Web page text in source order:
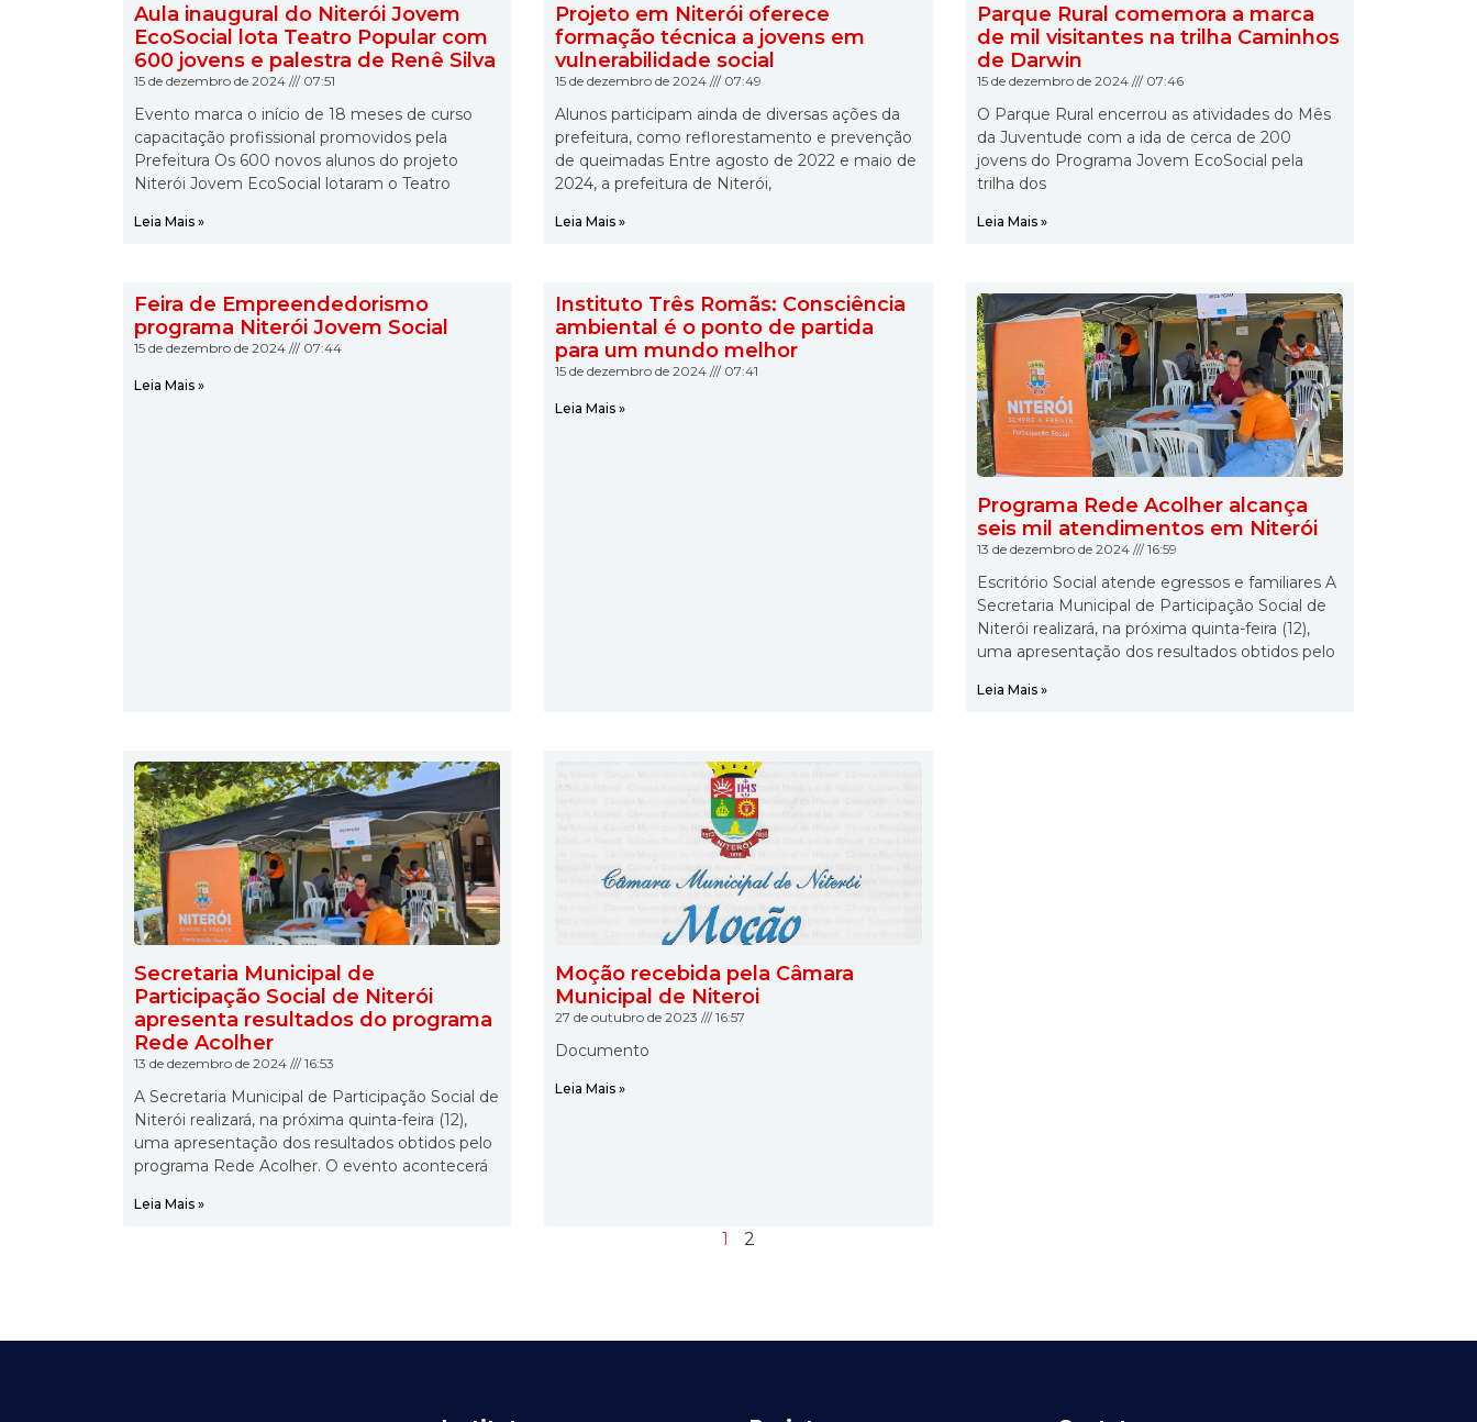
Aula inaugural do Niterói Jovem
EcoSocial lota Teatro Popular com
600 jovens e palestra de Renê Silva
15 de dezembro de 2024 07:51
Evento marca o início de 18 meses de curso
capacitação profissional promovidos pela
Prefeitura Os 600 novos alunos do projeto
Niterói Jovem EcoSocial lotaram o Teatro
Leia Mais »
Projeto em Niterói oferece
formação técnica a jovens em
vulnerabilidade social
15 de dezembro de 2024 07:49
Alunos participam ainda de diversas ações da
prefeitura, como reflorestamento e prevenção
de queimadas Entre agosto de 2022 e maio de
2024, a prefeitura de Niterói,
Leia Mais »
Parque Rural comemora a marca
de mil visitantes na trilha Caminhos
de Darwin
15 de dezembro de 2024 07:46
O Parque Rural encerrou as atividades do Mês
da Juventude com a ida de cerca de 200
jovens do Programa Jovem EcoSocial pela
trilha dos
Leia Mais »
Feira de Empreendedorismo
programa Niterói Jovem Social
15 de dezembro de 2024 07:44
Leia Mais »
Instituto Três Romãs: Consciência
ambiental é o ponto de partida
para um mundo melhor
15 de dezembro de 2024 07:41
Leia Mais »
Programa Rede Acolher alcança
seis mil atendimentos em Niterói
13 de dezembro de 2024 16:59
Escritório Social atende egressos e familiares A
Secretaria Municipal de Participação Social de
Niterói realizará, na próxima quinta-feira (12),
uma apresentação dos resultados obtidos pelo
Leia Mais »
Secretaria Municipal de
Participação Social de Niterói
apresenta resultados do programa
Rede Acolher
13 de dezembro de 2024 16:53
A Secretaria Municipal de Participação Social de
Niterói realizará, na próxima quinta-feira (12),
uma apresentação dos resultados obtidos pelo
programa Rede Acolher. O evento acontecerá
Leia Mais »
Moção recebida pela Câmara
Municipal de Niteroi
27 de outubro de 2023 16:57
Documento
Leia Mais »
1 2